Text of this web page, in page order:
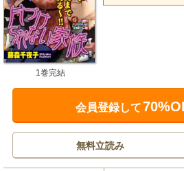
1巻完結
会員登録して
無料立読み